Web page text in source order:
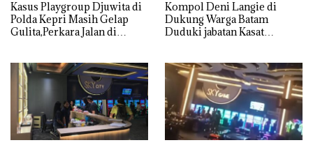
Kasus Playgroup Djuwita di
Polda Kepri Masih Gelap
Gulita,Perkara Jalan di
Kompol Deni Langie di
Dukung Warga Batam
Duduki jabatan Kasat